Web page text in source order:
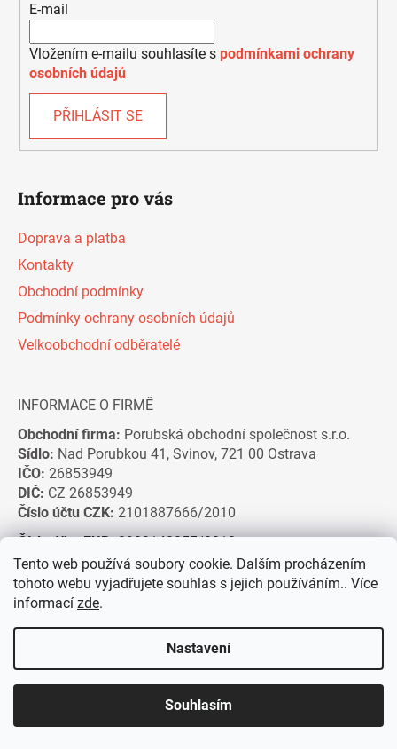
Tento web používá soubory cookie. Dalším procházením
tohoto webu vyjadřujete souhlas s jejich používáním.. Více
informací zde.
Nastavení
Souhlasím
E-mail
Vložením e-mailu souhlasíte s podmínkami ochrany
osobních údajů
PŘIHLÁSIT SE
Informace pro vás
Doprava a platba
Kontakty
Obchodní podmínky
Podmínky ochrany osobních údajů
Velkoobchodní odběratelé
INFORMACE O FIRMĚ
Obchodní firma: Porubská obchodní společnost s.r.o.
Sídlo: Nad Porubkou 41, Svinov, 721 00 Ostrava
IČO: 26853949
DIČ: CZ 26853949
Číslo účtu CZK: 2101887666/2010
Číslo účtu EUR:2902140255/2010